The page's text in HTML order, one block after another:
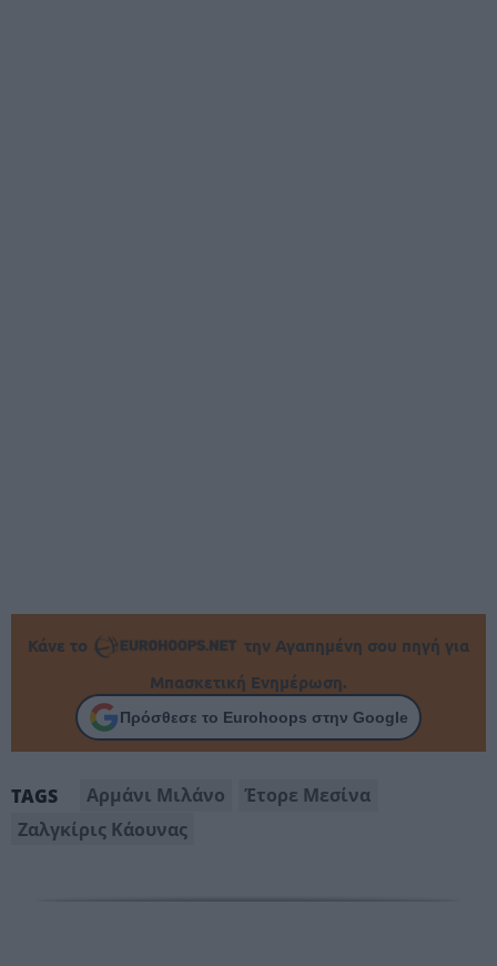
Κάνε το
την Αγαπημένη σου πηγή για
Μπασκετική Ενημέρωση.
Πρόσθεσε το Eurohoops στην Google
TAGS Αρμάνι Μιλάνο
Έτορε Μεσίνα
Ζαλγκίρις Κάουνας